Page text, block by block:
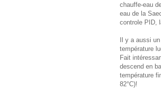
chauffe-eau
eau de la
controle PID,
Il y a aussi
température
Fait
descend en
température
82°C)!